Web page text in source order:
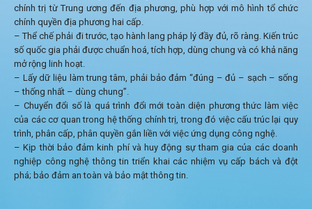
chính trị từ Trung ương đến địa phương, phù hợp với mô hình tổ chức
chính quyền địa phương hai cấp.
– Thể chế phải đi trước, tạo hành lang pháp lý đầy đủ, rõ ràng. Kiến trúc
số quốc gia phải được chuẩn hoá, tích hợp, dùng chung và có khả năng
mở rộng linh hoạt.
– Lấy dữ liệu làm trung tâm, phải bảo đảm “đúng – đủ – sạch – sống
– thống nhất – dùng chung”.
– Chuyển đổi số là quá trình đổi mới toàn diện phương thức làm việc
của các cơ quan trong hệ thống chính trị, trong đó việc cấu trúc lại quy
trình, phân cấp, phân quyền gắn liền với việc ứng dụng công nghệ.
– Kịp thời bảo đảm kinh phí và huy động sự tham gia của các doanh
nghiệp công nghệ thông tin triển khai các nhiệm vụ cấp bách và đột
phá; bảo đảm an toàn và bảo mật thông tin.